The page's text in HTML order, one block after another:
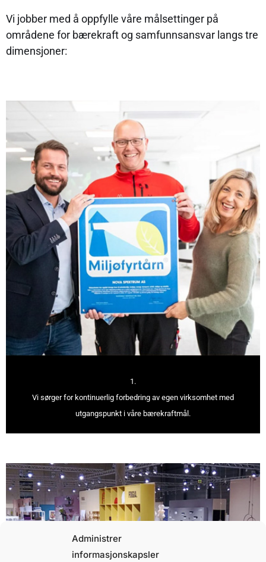
Administrer
informasjonskapsler
Vi jobber med å oppfylle våre målsettinger på
områdene for bærekraft og samfunnsansvar langs tre
dimensjoner:
1.
Vi sørger for kontinuerlig forbedring av egen virksomhet med
utgangspunkt i våre bærekraftmål.